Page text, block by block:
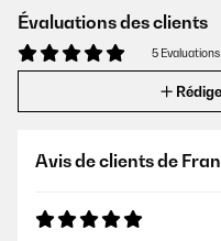
Évaluations des clients
5 Evaluations
Avis de clients de